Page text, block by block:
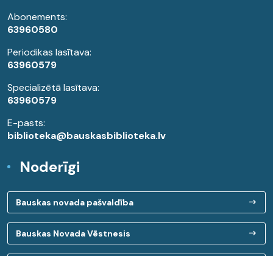
Abonements:
63960580
Periodikas lasītava:
63960579
Specializētā lasītava:
63960579
E-pasts:
biblioteka@bauskasbiblioteka.lv
Noderīgi
Bauskas novada pašvaldība
Bauskas Novada Vēstnesis